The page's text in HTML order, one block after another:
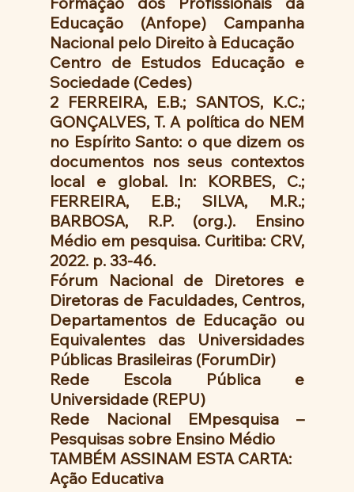
Educação (Anfope) Campanha
Nacional pelo Direito à Educação
Centro de Estudos Educação e
Sociedade (Cedes)
2 FERREIRA, E.B.; SANTOS, K.C.;
GONÇALVES, T. A política do NEM
no Espírito Santo: o que dizem os
documentos nos seus contextos
local e global. In: KORBES, C.;
FERREIRA, E.B.; SILVA, M.R.;
BARBOSA, R.P. (org.). Ensino
Médio em pesquisa. Curitiba: CRV,
2022. p. 33-46.
Fórum Nacional de Diretores e
Diretoras de Faculdades, Centros,
Departamentos de Educação ou
Equivalentes das Universidades
Públicas Brasileiras (ForumDir)
Rede Escola Pública e
Universidade (REPU)
Rede Nacional EMpesquisa –
Pesquisas sobre Ensino Médio
TAMBÉM ASSINAM ESTA CARTA:
Ação Educativa